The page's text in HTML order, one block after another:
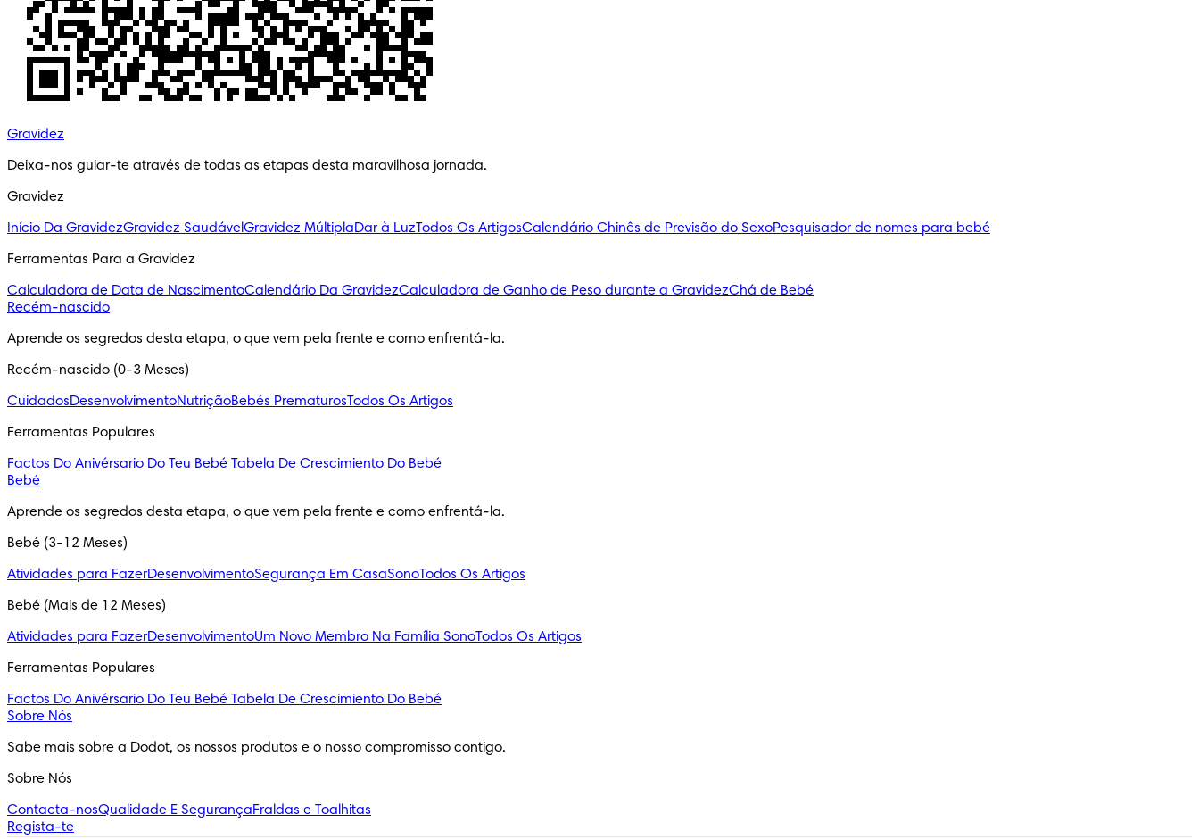
Gravidez
Deixa-nos guiar-te através de todas as etapas desta maravilhosa jornada.
Gravidez
Início Da GravidezGravidez SaudávelGravidez MúltiplaDar à LuzTodos Os ArtigosCalendário Chinês de Previsão do SexoPesquisador de nomes para bebé
Ferramentas Para a Gravidez
Calculadora de Data de NascimentoCalendário Da GravidezCalculadora de Ganho de Peso durante a GravidezChá de Bebé
Recém-nascido
Aprende os segredos desta etapa, o que vem pela frente e como enfrentá-la.
Recém-nascido (0-3 Meses)
CuidadosDesenvolvimentoNutriçãoBebés PrematurosTodos Os Artigos
Ferramentas Populares
Factos Do Anivérsario Do Teu Bebé Tabela De Crescimiento Do Bebé
Bebé
Aprende os segredos desta etapa, o que vem pela frente e como enfrentá-la.
Bebé (3-12 Meses)
Atividades para FazerDesenvolvimentoSegurança Em CasaSonoTodos Os Artigos
Bebé (Mais de 12 Meses)
Atividades para FazerDesenvolvimentoUm Novo Membro Na Família SonoTodos Os Artigos
Ferramentas Populares
Factos Do Anivérsario Do Teu Bebé Tabela De Crescimiento Do Bebé
Sobre Nós
Sabe mais sobre a Dodot, os nossos produtos e o nosso compromisso contigo.
Sobre Nós
Contacta-nosQualidade E SegurançaFraldas e Toalhitas
Regista-te